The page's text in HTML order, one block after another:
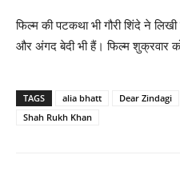
फिल्म की पटकथा भी गौरी शिंदे ने
और अंगद बेदी भी हैं। फिल्म शुक्रवार
TAGS alia bhatt Dear Zindagi
Shah Rukh Khan